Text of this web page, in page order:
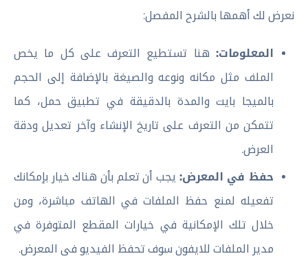
نعرض لك أهمها بالشرح المفصل:
المعلومات: هنا تستطيع التعرف على كل ما يخص
الملف مثل مكانه ونوعه والصيغة بالإضافة إلى الحجم
بالميجا بايت والمدة بالدقيقة في تطبيق حمل، كما
تتمكن من التعرف على تاريخ الإنشاء وآخر تعديل ودقة
العرض.
حفظ في المعرض: يجب أن تعلم بأن هناك خيار بإمكانك
تفعيله لمنع حفظ الملفات في الهاتف مباشرة، ومن
خلال تلك الإمكانية في خيارات المقطع المتوفرة في
مدير الملفات للايفون سوف تحفظ الفيديو في المعرض.